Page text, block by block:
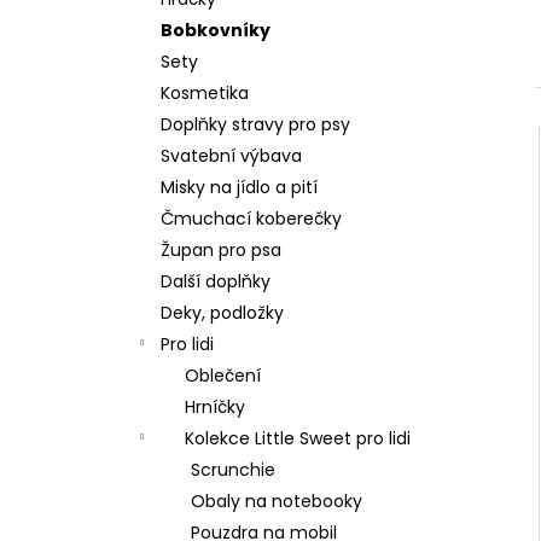
Bobkovníky
Sety
Kosmetika
Doplňky stravy pro psy
Svatební výbava
Misky na jídlo a pití
Čmuchací koberečky
Župan pro psa
Další doplňky
Deky, podložky
Pro lidi
Oblečení
Hrníčky
Kolekce Little Sweet pro lidi
Scrunchie
Obaly na notebooky
Pouzdra na mobil
550 Kč